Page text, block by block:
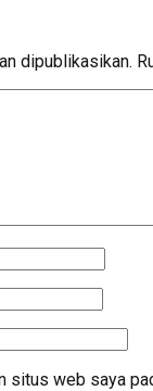
dipublikasikan.
situs web saya